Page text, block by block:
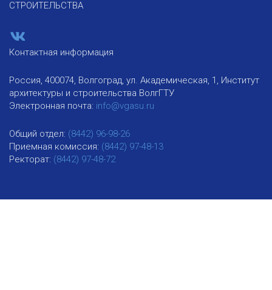
СТРОИТЕЛЬСТВА
Контактная информация
Россия, 400074, Волгоград, ул. Академическая, 1, Институт
архитектуры и строительства ВолгГТУ
Электронная почта: info@vgasu.ru
Общий отдел: (8442) 96-98-26
Приемная комиссия: (8442) 97-48-13
Ректорат: (8442) 97-48-72